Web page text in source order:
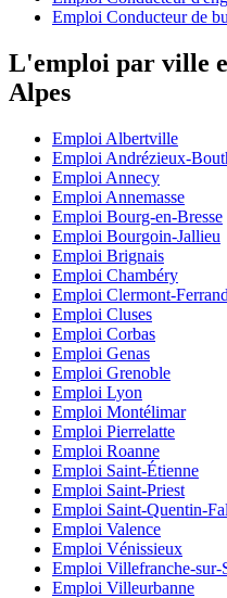
Emploi Conducteur de
L'emploi par ville
Alpes
Emploi Albertville
Emploi Andrézieux-
Emploi Annecy
Emploi Annemasse
Emploi Bourg-en-Bresse
Emploi Bourgoin-Jallieu
Emploi Brignais
Emploi Chambéry
Emploi Clermont-Ferrand
Emploi Cluses
Emploi Corbas
Emploi Genas
Emploi Grenoble
Emploi Lyon
Emploi Montélimar
Emploi Pierrelatte
Emploi Roanne
Emploi Saint-Étienne
Emploi Saint-Priest
Emploi Saint-Quentin-
Emploi Valence
Emploi Vénissieux
Emploi Villefranche-sur-
Emploi Villeurbanne